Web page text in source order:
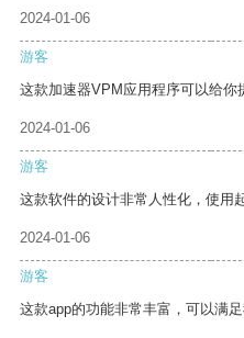
2024-01-06
游客
这款加速器VPM应用程序可以给你
2024-01-06
游客
这款软件的设计非常人性化，使用
2024-01-06
游客
这款app的功能非常丰富，可以满足